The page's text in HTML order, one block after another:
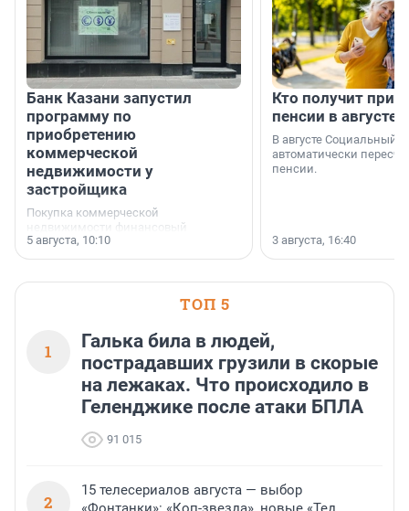
Банк Казани запустил
программу по
приобретению
коммерческой
недвижимости у
застройщика
Покупка коммерческой
недвижимости финансовый
инструмент, доступный для многих
предпринимателей. Будь то новый
или готовый арендный бизнес —
успех сделки зависит от правильного
5 августа, 10:10
Кто получит
пенсии в августе
В августе Социальный
автоматически
пенсии.
3 августа, 16:40
ТОП 5
1
Галька била в людей,
пострадавших грузили в скорые
на лежаках. Что происходило в
Геленджике после атаки БПЛА
91 015
2
15 телесериалов августа — выбор